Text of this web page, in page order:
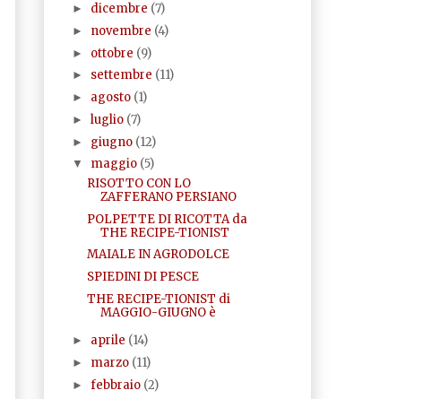
► dicembre (7)
► novembre (4)
► ottobre (9)
► settembre (11)
► agosto (1)
► luglio (7)
► giugno (12)
▼ maggio (5)
RISOTTO CON LO
ZAFFERANO PERSIANO
POLPETTE DI RICOTTA da
THE RECIPE-TIONIST
MAIALE IN AGRODOLCE
SPIEDINI DI PESCE
THE RECIPE-TIONIST di
MAGGIO-GIUGNO è
► aprile (14)
► marzo (11)
►febbraio (2)